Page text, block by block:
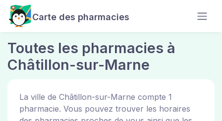
Carte des pharmacies
Toutes les pharmacies à
Châtillon-sur-Marne
La ville de Châtillon-sur-Marne compte 1
pharmacie. Vous pouvez trouver les horaires